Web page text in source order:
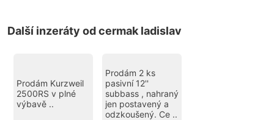
Další inzeráty od cermak ladislav
Prodám Kurzweil
2500RS v plné
výbavě ..
Prodám 2 ks
pasivní 12''
subbass , nahraný
jen postavený a
odzkoušený. Ce ..